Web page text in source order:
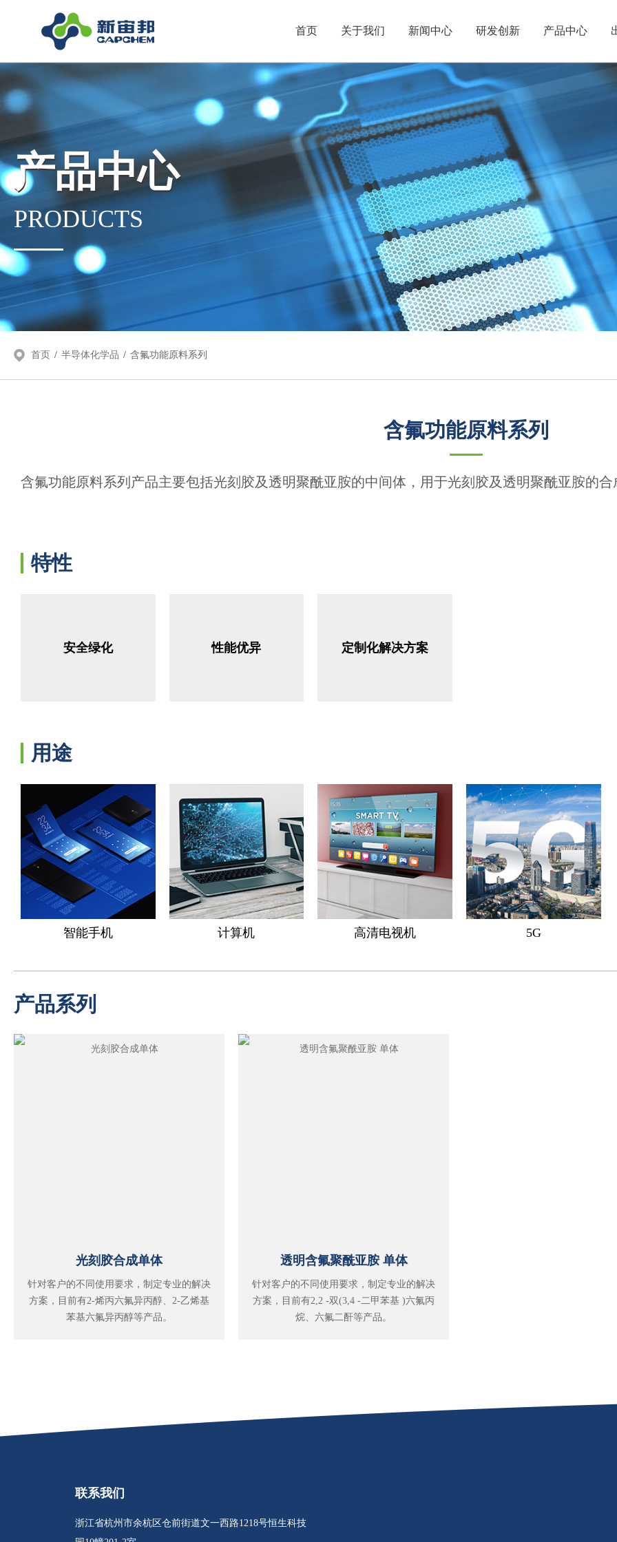
首页 关于我们
企业简介 发展历程 全球布局 可持续发展
新闻中心
公司动态 公告信息 电子杂志
研发创新 产品中心
电池化学品 电容化学品 半导体化学品
董事会简介 信息披露 资讯平台 互动平台
人才理念 社会招聘 校园招聘
产品中心
PRODUCTS
首页 / 半导体化学品 / 含氟功能原料系列
含氟功能原料系列
含氟功能原料系列产品主要包括光刻胶及透明聚酰亚胺的中间体，用于光刻胶及透明聚酰亚胺的合
特性
安全绿化 性能优异 定制化解决方案
用途
智能手机 计算机 高清电视机 5G
产品系列
光刻胶合成单体
针对客户的不同使用要求，制定专业的解决
方案，目前有2-烯丙六氟异丙醇、2-乙烯基
苯基六氟异丙醇等产品。
透明含氟聚酰亚胺 单体
针对客户的不同使用要求，制定专业的解决
方案，目前有2,2 -双(3,4 -二甲苯基 )六氟丙
烷、六氟二酐等产品。
联系我们
浙江省杭州市余杭区仓前街道文一西路1218号恒生科技